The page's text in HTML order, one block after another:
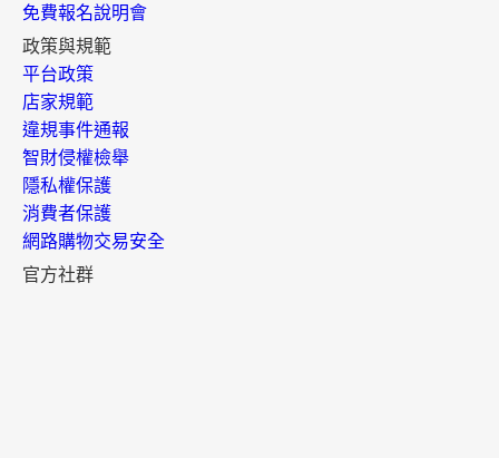
免費報名說明會
政策與規範
平台政策
店家規範
違規事件通報
智財侵權檢舉
隱私權保護
消費者保護
網路購物交易安全
官方社群